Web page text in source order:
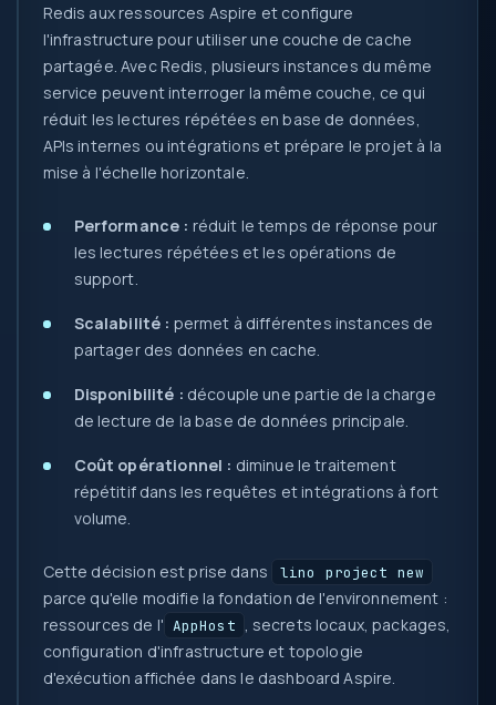
Redis aux ressources Aspire et configure
l'infrastructure pour utiliser une couche de cache
partagée. Avec Redis, plusieurs instances du même
service peuvent interroger la même couche, ce qui
réduit les lectures répétées en base de données,
APIs internes ou intégrations et prépare le projet à la
mise à l'échelle horizontale.
Performance : réduit le temps de réponse pour
les lectures répétées et les opérations de
support.
Scalabilité : permet à différentes instances de
partager des données en cache.
Disponibilité : découple une partie de la charge
de lecture de la base de données principale.
Coût opérationnel : diminue le traitement
répétitif dans les requêtes et intégrations à fort
volume.
Cette décision est prise dans lino project new
parce qu'elle modifie la fondation de l'environnement :
ressources de l' AppHost
, secrets locaux, packages,
configuration d'infrastructure et topologie
d'exécution affichée dans le dashboard Aspire.